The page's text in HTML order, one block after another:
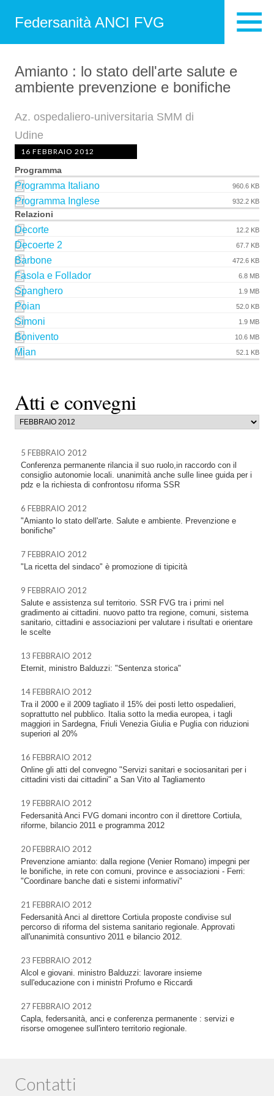
Federsanità ANCI FVG
Atti e convegni
5 FEBBRAIO 2012
Conferenza permanente rilancia il suo ruolo,in raccordo con il
consiglio autonomie locali. unanimità anche sulle linee guida per i
pdz e la richiesta di confrontosu riforma SSR
6 FEBBRAIO 2012
"Amianto lo stato dell'arte. Salute e ambiente. Prevenzione e
bonifiche"
7 FEBBRAIO 2012
"La ricetta del sindaco" è promozione di tipicità
9 FEBBRAIO 2012
Salute e assistenza sul territorio. SSR FVG tra i primi nel
gradimento ai cittadini. nuovo patto tra regione, comuni, sistema
sanitario, cittadini e associazioni per valutare i risultati e orientare
le scelte
13 FEBBRAIO 2012
Eternit, ministro Balduzzi: "Sentenza storica"
14 FEBBRAIO 2012
Tra il 2000 e il 2009 tagliato il 15% dei posti letto ospedalieri,
soprattutto nel pubblico. Italia sotto la media europea, i tagli
maggiori in Sardegna, Friuli Venezia Giulia e Puglia con riduzioni
superiori al 20%
16 FEBBRAIO 2012
Online gli atti del convegno "Servizi sanitari e sociosanitari per i
cittadini visti dai cittadini" a San Vito al Tagliamento
19 FEBBRAIO 2012
Federsanità Anci FVG domani incontro con il direttore Cortiula,
riforme, bilancio 2011 e programma 2012
20 FEBBRAIO 2012
Prevenzione amianto: dalla regione (Venier Romano) impegni per
le bonifiche, in rete con comuni, province e associazioni - Ferri:
"Coordinare banche dati e sistemi informativi"
21 FEBBRAIO 2012
Federsanità Anci al direttore Cortiula proposte condivise sul
percorso di riforma del sistema sanitario regionale. Approvati
all'unanimità consuntivo 2011 e bilancio 2012.
23 FEBBRAIO 2012
Alcol e giovani. ministro Balduzzi: lavorare insieme
sull'educazione con i ministri Profumo e Riccardi
27 FEBBRAIO 2012
Capla, federsanità, anci e conferenza permanente : servizi e
risorse omogenee sull'intero territorio regionale.
Amianto : lo stato dell'arte salute e
ambiente prevenzione e bonifiche
Az. ospedaliero-universitaria SMM di
Udine
16 FEBBRAIO 2012
Programma
Programma Italiano 960.6 KB
Programma Inglese 932.2 KB
Relazioni
Decorte 12.2 KB
Decoerte 2 67.7 KB
Barbone 472.6 KB
Fasola e Follador 6.8 MB
Spanghero 1.9 MB
Poian 52.0 KB
Simoni 1.9 MB
Bonivento 10.6 MB
Mian 52.1 KB
Contatti